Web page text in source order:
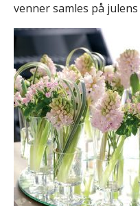
venner samles på